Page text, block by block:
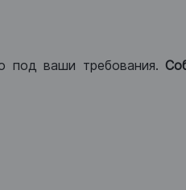
под ваши требования.